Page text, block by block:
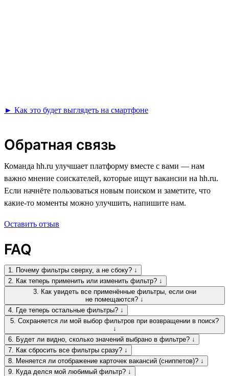
► Как это будет выглядеть на смартфоне
Обратная связь
Команда hh.ru улучшает платформу вместе с вами — нам
важно мнение соискателей, которые ищут вакансии на hh.ru.
Если начнёте пользоваться новым поиском и заметите, что
какие-то моменты можно улучшить, напишите нам.
Оставить отзыв
FAQ
1. Почему фильтры сверху, а не сбоку? ↓
2. Как теперь применить или изменить фильтр? ↓
3. Как увидеть все применённые фильтры, если они
не помещаются? ↓
4. Где теперь остальные фильтры? ↓
5. Сохраняется ли мой выбор фильтров при возвращении в поиск?
↓
6. Будет ли видно, сколько значений выбрано в фильтре? ↓
7. Как сбросить все фильтры сразу? ↓
8. Меняется ли отображение карточек вакансий (сниппетов)? ↓
9. Куда делся мой любимый фильтр? ↓